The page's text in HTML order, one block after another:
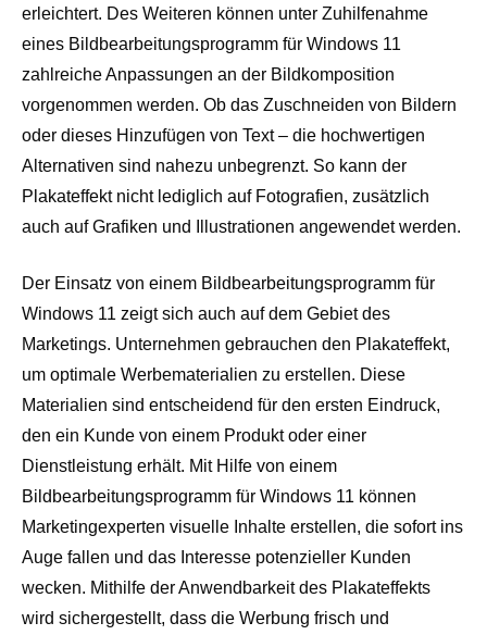
erleichtert. Des Weiteren können unter Zuhilfenahme
eines Bildbearbeitungsprogramm für Windows 11
zahlreiche Anpassungen an der Bildkomposition
vorgenommen werden. Ob das Zuschneiden von Bildern
oder dieses Hinzufügen von Text – die hochwertigen
Alternativen sind nahezu unbegrenzt. So kann der
Plakateffekt nicht lediglich auf Fotografien, zusätzlich
auch auf Grafiken und Illustrationen angewendet werden.
Der Einsatz von einem Bildbearbeitungsprogramm für
Windows 11 zeigt sich auch auf dem Gebiet des
Marketings. Unternehmen gebrauchen den Plakateffekt,
um optimale Werbematerialien zu erstellen. Diese
Materialien sind entscheidend für den ersten Eindruck,
den ein Kunde von einem Produkt oder einer
Dienstleistung erhält. Mit Hilfe von einem
Bildbearbeitungsprogramm für Windows 11 können
Marketingexperten visuelle Inhalte erstellen, die sofort ins
Auge fallen und das Interesse potenzieller Kunden
wecken. Mithilfe der Anwendbarkeit des Plakateffekts
wird sichergestellt, dass die Werbung frisch und